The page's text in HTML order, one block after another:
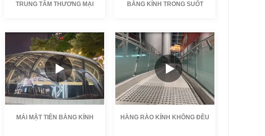
TRUNG TÂM THƯƠNG MẠI
Thời lượng.:
Ngày: 2024-10-08
BẰNG KÍNH TRONG SUỐT
Thời lượng.:
Ngày: 2024-10-08
MÁI MẶT TIỀN BẰNG KÍNH HÀNG RÀO KÍNH KHÔNG ĐỀU